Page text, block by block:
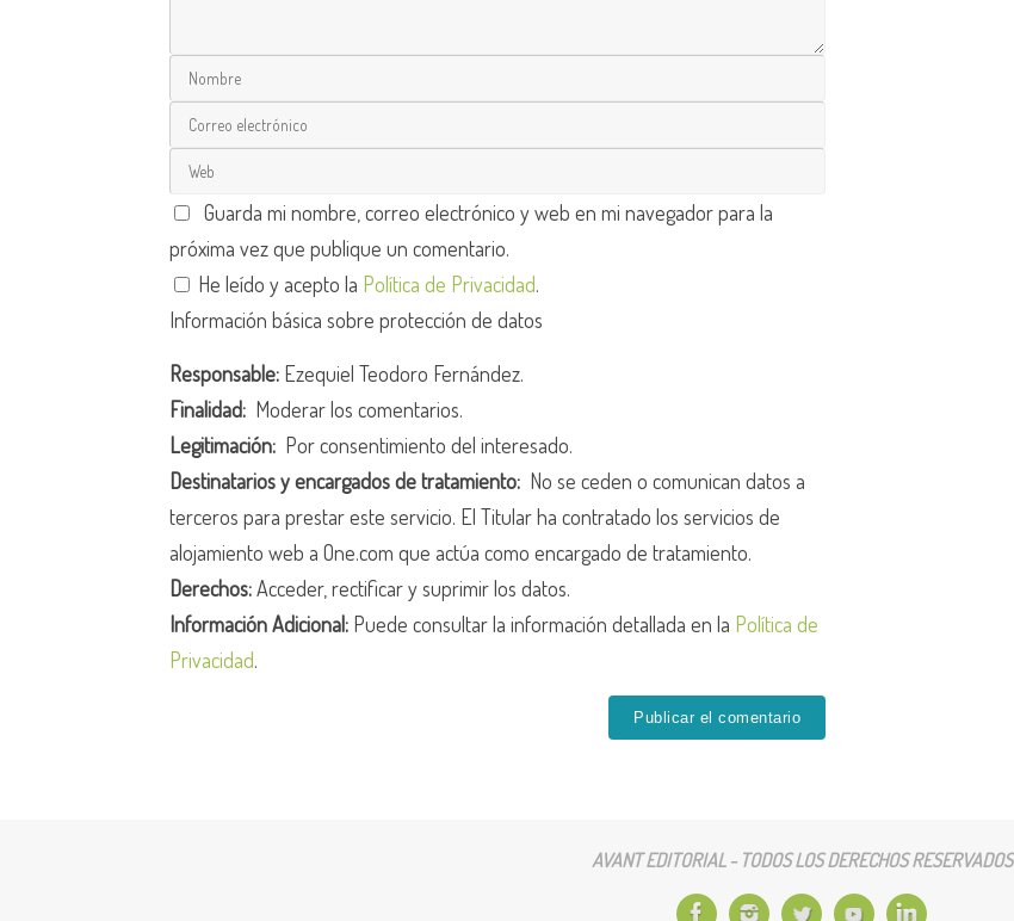
Guarda mi nombre, correo electrónico y web en mi navegador para la
próxima vez que publique un comentario.
He leído y acepto la Política de Privacidad.
Información básica sobre protección de datos
Responsable: Ezequiel Teodoro Fernández.
Finalidad: Moderar los comentarios.
Legitimación: Por consentimiento del interesado.
Destinatarios y encargados de tratamiento: No se ceden o comunican datos a
terceros para prestar este servicio. El Titular ha contratado los servicios de
alojamiento web a One.com que actúa como encargado de tratamiento.
Derechos:Acceder, rectificar y suprimir los datos.
Información Adicional: Puede consultar la información detallada en la Política de
Privacidad.
AVANT EDITORIAL - TODOS LOS DERECHOS RESERVADOS